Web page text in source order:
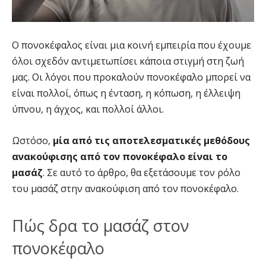
Ο πονοκέφαλος είναι μια κοινή εμπειρία που έχουμε
όλοι σχεδόν αντιμετωπίσει κάποια στιγμή στη ζωή
μας. Οι λόγοι που προκαλούν πονοκέφαλο μπορεί να
είναι πολλοί, όπως η ένταση, η κόπωση, η έλλειψη
ύπνου, η άγχος, και πολλοί άλλοι.
Ωστόσο, μία από τις αποτελεσματικές μεθόδους
ανακούφισης από τον πονοκέφαλο είναι το
μασάζ. Σε αυτό το άρθρο, θα εξετάσουμε τον ρόλο
του μασάζ στην ανακούφιση από τον πονοκέφαλο.
Πώς δρα το μασάζ στον
πονοκέφαλο